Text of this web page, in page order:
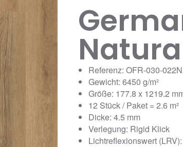
Referenz: OFR-030-022N
Gewicht: 6450 g/m²
Größe: 177.8 x 1219.2
12 Stück / Paket = 2.6 m²
Dicke: 4.5 mm
Verlegung: Rigid Klick
Lichtreflexionswert